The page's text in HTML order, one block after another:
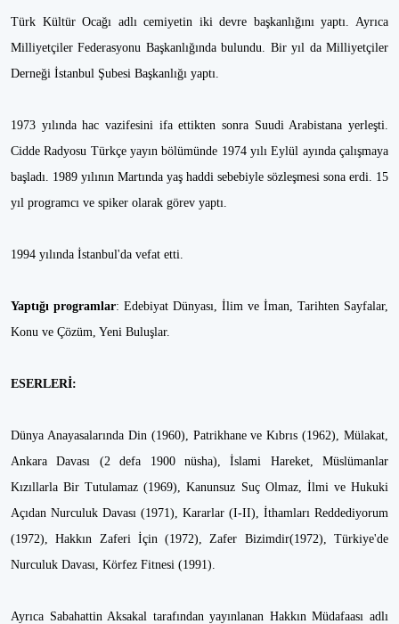
Türk Kültür Ocağı adlı cemiyetin iki devre başkanlığını yaptı. Ayrıca
Milliyetçiler Federasyonu Başkanlığında bulundu. Bir yıl da Milliyetçiler
Derneği İstanbul Şubesi Başkanlığı yaptı.
1973 yılında hac vazifesini ifa ettikten sonra Suudi Arabistana yerleşti.
Cidde Radyosu Türkçe yayın bölümünde 1974 yılı Eylül ayında çalışmaya
başladı. 1989 yılının Martında yaş haddi sebebiyle sözleşmesi sona erdi. 15
yıl programcı ve spiker olarak görev yaptı.
1994 yılında İstanbul'da vefat etti.
Yaptığı programlar: Edebiyat Dünyası, İlim ve İman, Tarihten Sayfalar,
Konu ve Çözüm, Yeni Buluşlar.
ESERLERİ:
Dünya Anayasalarında Din (1960), Patrikhane ve Kıbrıs (1962), Mülakat,
Ankara Davası (2 defa 1900 nüsha), İslami Hareket, Müslümanlar
Kızıllarla Bir Tutulamaz (1969), Kanunsuz Suç Olmaz, İlmi ve Hukuki
Açıdan Nurculuk Davası (1971), Kararlar (I-II), İthamları Reddediyorum
(1972), Hakkın Zaferi İçin (1972), Zafer Bizimdir(1972), Türkiye'de
Nurculuk Davası, Körfez Fitnesi (1991).
Ayrıca Sabahattin Aksakal tarafından yayınlanan Hakkın Müdafaası adlı